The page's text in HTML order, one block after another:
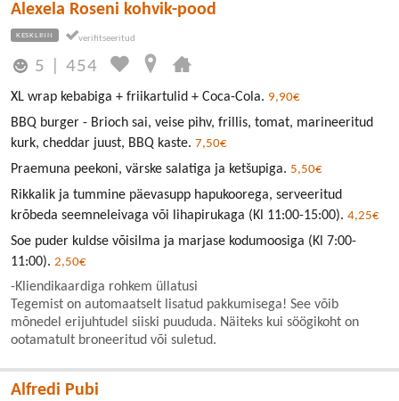
Alexela Roseni kohvik-pood
KESKLINN
5 |454
XL wrap kebabiga + friikartulid + Coca-Cola. 9,90€
BBQ burger - Brioch sai, veise pihv, frillis, tomat, marineeritud
kurk, cheddar juust, BBQ kaste. 7,50€
Praemuna peekoni, värske salatiga ja ketšupiga. 5,50€
Rikkalik ja tummine päevasupp hapukoorega, serveeritud
krõbeda seemneleivaga või lihapirukaga (Kl 11:00-15:00). 4,25€
Soe puder kuldse võisilma ja marjase kodumoosiga (Kl 7:00-
11:00). 2,50€
-Kliendikaardiga rohkem üllatusi
Tegemist on automaatselt lisatud pakkumisega! See võib
mõnedel erijuhtudel siiski puududa. Näiteks kui söögikoht on
ootamatult broneeritud või suletud.
Alfredi Pubi